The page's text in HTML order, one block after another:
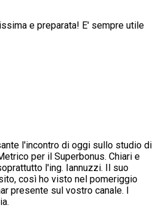
e preparata! E' sempre utile
l'incontro di oggi sullo studio di
per il Superbonus. Chiari e
l'ing. Iannuzzi. Il suo
così ho visto nel pomeriggio
presente sul vostro canale. I